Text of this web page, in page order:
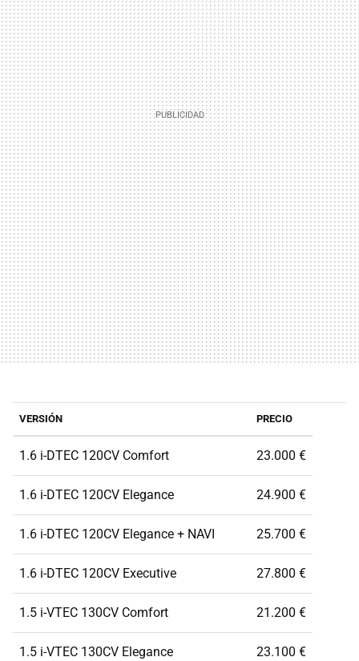
VERSIÓN PRECIO
1.6 i-DTEC 120CV Comfort 23.000 €
1.6 i-DTEC 120CV Elegance 24.900 €
1.6 i-DTEC 120CV Elegance + NAVI 25.700 €
1.6 i-DTEC 120CV Executive 27.800 €
1.5 i-VTEC 130CV Comfort 21.200 €
1.5 i-VTEC 130CV Elegance 23.100 €